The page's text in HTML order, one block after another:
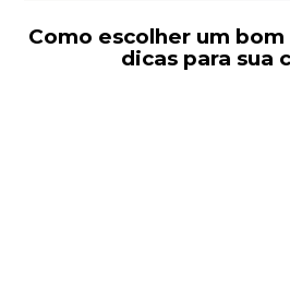
Como escolher um bom
dicas para sua